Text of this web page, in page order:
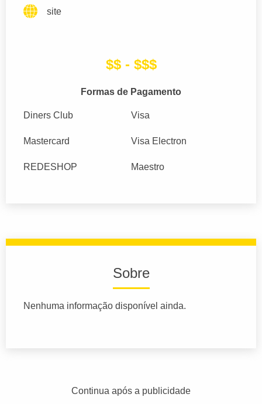
site
$$ - $$$
Formas de Pagamento
Diners Club Visa
Mastercard Visa Electron
REDESHOP Maestro
Sobre
Nenhuma informação disponível ainda.
Continua após a publicidade